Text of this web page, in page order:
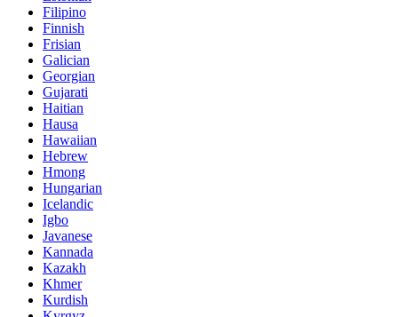
Filipino
Finnish
Frisian
Galician
Georgian
Gujarati
Haitian
Hausa
Hawaiian
Hebrew
Hmong
Hungarian
Icelandic
Igbo
Javanese
Kannada
Kazakh
Khmer
Kurdish